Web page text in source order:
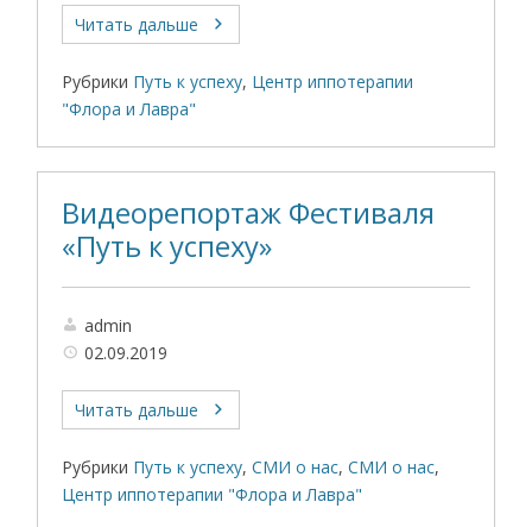
Читать дальше
Рубрики Путь к успеху, Центр иппотерапии
"Флора и Лавра"
Видеорепортаж Фестиваля
«Путь к успеху»
admin
02.09.2019
Читать дальше
Рубрики Путь к успеху,СМИ о нас,СМИ о нас,
Центр иппотерапии "Флора и Лавра"